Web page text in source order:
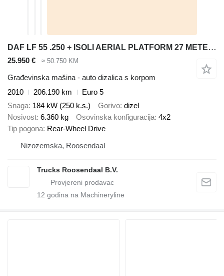
DAF LF 55 .250 + ISOLI AERIAL PLATFORM 27 METERS + MANUAL + EURO 5
25.950 € ≈ 50.750 KM
Građevinska mašina - auto dizalica s korpom
2010
206.190 km
Euro 5
Snaga 184 kW (250 k.s.) Gorivo dizel
Nosivost 6.360 kg Osovinska konfiguracija 4x2
Tip pogona Rear-Wheel Drive
Nizozemska, Roosendaal
Trucks Roosendaal B.V.
12 godina na Machineryline